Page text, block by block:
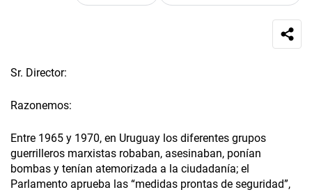
Sr. Director:
Razonemos:
Entre 1965 y 1970, en Uruguay los diferentes grupos
guerrilleros marxistas robaban, asesinaban, ponían
bombas y tenían atemorizada a la ciudadanía; el
Parlamento aprueba las “medidas prontas de seguridad”,